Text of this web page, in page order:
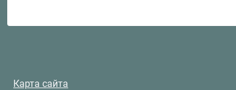
Карта сайта